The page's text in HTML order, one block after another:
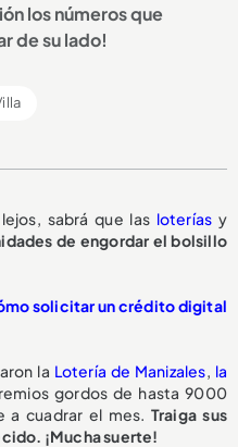
los números que
de su lado!
sabrá que las loterías y
de engordar el bolsillo
solicitar un crédito digital
la Lotería de Manizales, la
gordos de hasta 9000
a cuadrar el mes. Traiga sus
¡Mucha suerte!